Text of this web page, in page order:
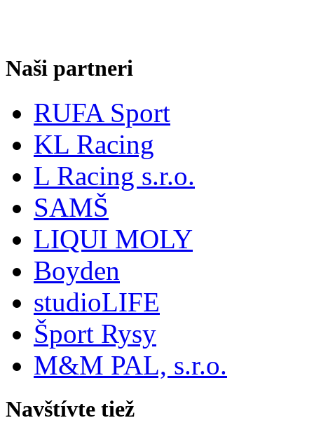
Naši partneri
RUFA Sport
KL Racing
L Racing s.r.o.
SAMŠ
LIQUI MOLY
Boyden
studioLIFE
Šport Rysy
M&M PAL, s.r.o.
Navštívte tiež